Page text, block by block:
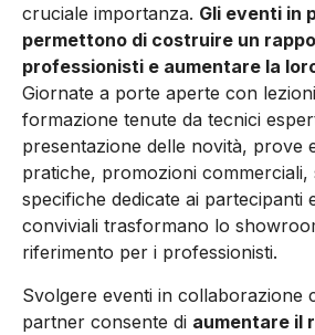
cruciale importanza. Gli eventi in
permettono di costruire un
professionisti e aumentare la
Giornate a porte aperte con
formazione tenute da tecnici
presentazione delle novità, prove
pratiche, promozioni commerciali,
specifiche dedicate ai partecipanti
conviviali trasformano lo
riferimento per i professionisti.
Svolgere eventi in collaborazione
partner consente di aumentare il